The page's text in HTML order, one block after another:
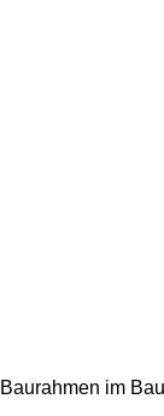
Baurahmen im